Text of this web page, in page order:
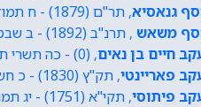
גנאסיא, תר"ם (1879) - ח תמוז תשכ"ב (1962)
משאש , תרנ"ב (1892) - ב שבט תשל"ד (1974)
חיים בן נאים, (0) - כה תשרי תקס"ד (1803)
פאריינטי, תק"ץ (1830) - כ חשוון תרל"ט (1879)
פיתוסי, תקי"א (1751) - יג תמוז תקע"ב (1812)